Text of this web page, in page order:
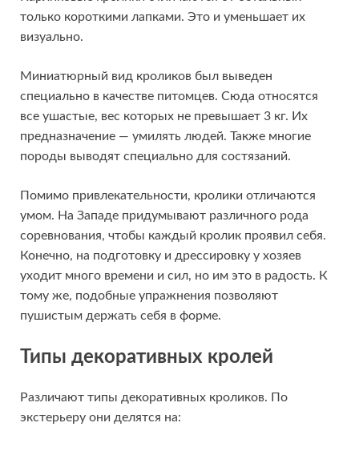
только короткими лапками. Это и уменьшает их
визуально.
Миниатюрный вид кроликов был выведен
специально в качестве питомцев. Сюда относятся
все ушастые, вес которых не превышает 3 кг. Их
предназначение — умилять людей. Также многие
породы выводят специально для состязаний.
Помимо привлекательности, кролики отличаются
умом. На Западе придумывают различного рода
соревнования, чтобы каждый кролик проявил себя.
Конечно, на подготовку и дрессировку у хозяев
уходит много времени и сил, но им это в радость. К
тому же, подобные упражнения позволяют
пушистым держать себя в форме.
Типы декоративных кролей
Различают типы декоративных кроликов. По
экстерьеру они делятся на: